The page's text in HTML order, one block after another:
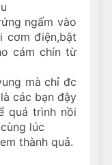
ngấm vào
cơm điện,bật
cám chín từ
mà chỉ đc
các bạn đậy
quá trình nồi
lúc
thành quả.